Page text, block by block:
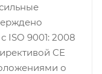
ISO 9001: 2008
CE
о